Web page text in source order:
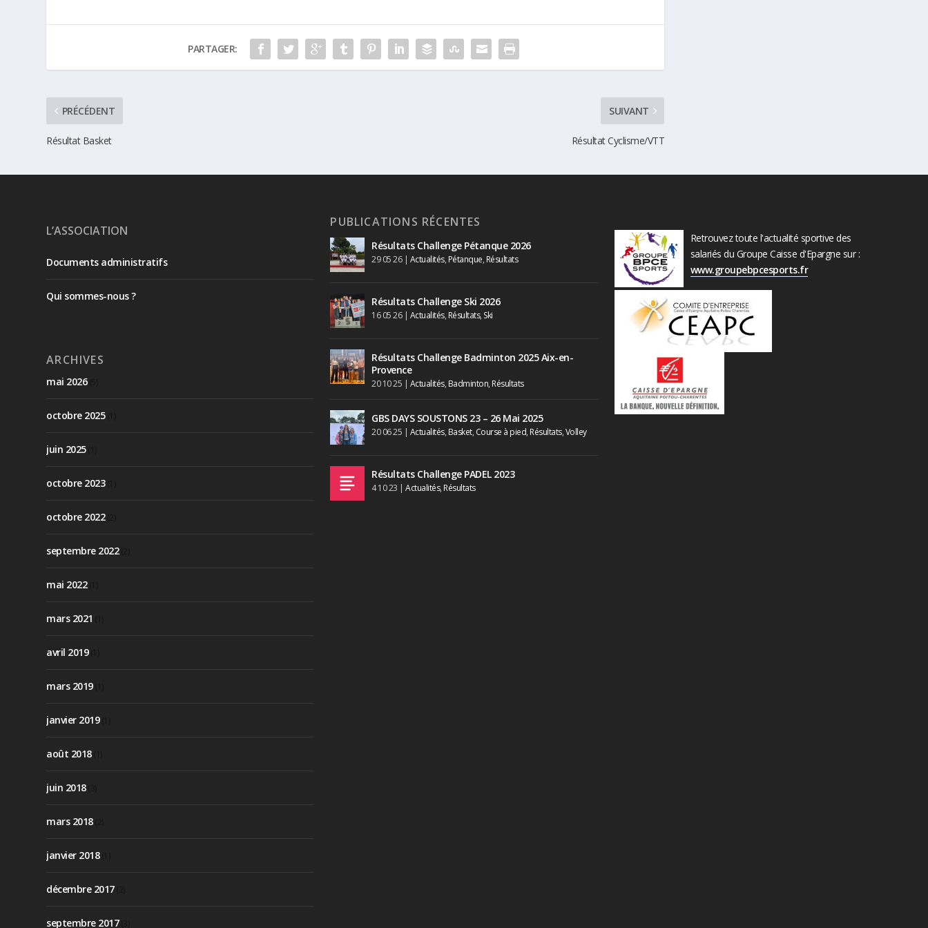
PARTAGER:
PRÉCÉDENT
Résultat Basket
SUIVANT
Résultat Cyclisme/VTT
L’ASSOCIATION
Documents administratifs
Qui sommes-nous ?
ARCHIVES
mai 2026(5)
octobre 2025(1)
juin 2025(1)
octobre 2023(1)
octobre 2022(2)
septembre 2022(2)
mai 2022(1)
mars 2021
avril 2019(1)
mars 2019(1)
janvier 2019(1)
août 2018(1)
juin 2018(3)
mars 2018(2)
janvier 2018(1)
décembre 2017(2)
septembre 2017(3)
PUBLICATIONS RÉCENTES
Résultats Challenge Pétanque 2026
29 05 26| Actualités, Pétanque, Résultats
Résultats Challenge Ski 2026
16 05 26| Actualités, Résultats, Ski
Résultats Challenge Badminton 2025 Aix-en-
Provence
20 10 25 | Actualités, Badminton, Résultats
GBS DAYS SOUSTONS 23 – 26 Mai 2025
20 06 25 | Actualités, Basket, Course à pied, Résultats,Volley
Résultats Challenge PADEL 2023
4 10 23 |Actualités, Résultats
Retrouvez toute l'actualité sportive des
salariés du Groupe Caisse d'Epargne sur :
www.groupebpcesports.fr